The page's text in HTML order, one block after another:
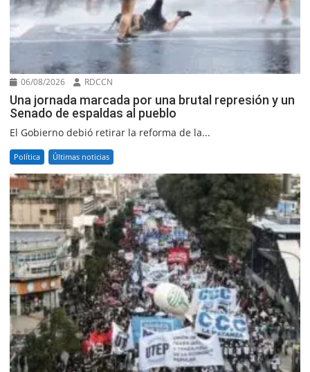
06/08/2026 RDCCN
Una jornada marcada por una brutal represión y un
Senado de espaldas al pueblo
El Gobierno debió retirar la reforma de la...
Política Últimas noticias